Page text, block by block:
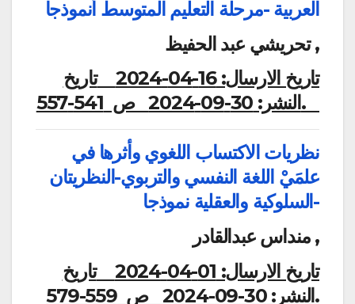
العربية -مرحلة التعليم المتوسط أنموذجا
تحريشي عبد الحفيظ ,
تاريخ الارسال:16-04-2024
تاريخ
النشر: 30-09-2024 ص 541-557.
نظريات الاكتساب اللغوي وأثرها في
علمَيْ اللغة النفسي والتربوي-النظريتان
السلوكية والعقلية نموذجا-
منداس عبدالقادر ,
تاريخ الارسال: 01-04-2024
تاريخ
النشر:30-09-2024 ص 559-579.